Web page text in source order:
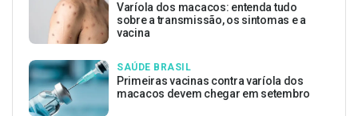
Varíola dos macacos: entenda tudo
sobre a transmissão, os sintomas e a
vacina
SAÚDE BRASIL
Primeiras vacinas contra varíola dos
macacos devem chegar em setembro